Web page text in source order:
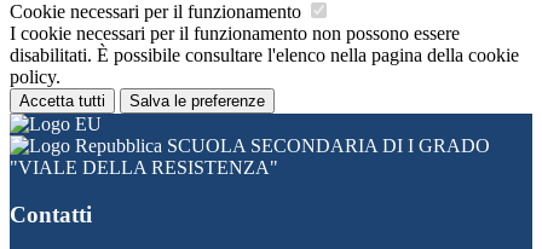
Cookie necessari per il funzionamento
I cookie necessari per il funzionamento non possono essere
disabilitati. È possibile consultare l'elenco nella pagina della cookie
policy.
Accetta tutti Salva le preferenze
SCUOLA SECONDARIA DI I GRADO
"VIALE DELLA RESISTENZA"
Contatti